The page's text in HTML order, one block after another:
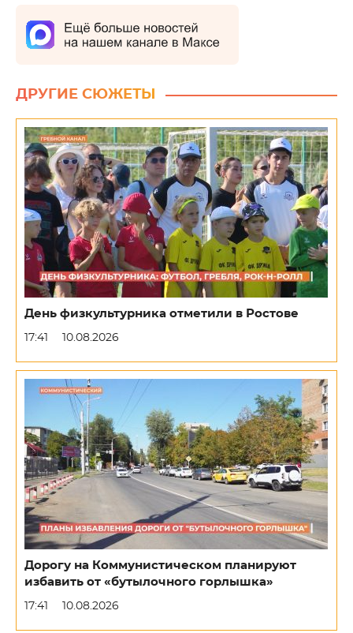
ДРУГИЕ СЮЖЕТЫ
День физкультурника отметили в Ростове
17:41 10.08.2026
Дорогу на Коммунистическом планируют
избавить от «бутылочного горлышка»
17:41 10.08.2026